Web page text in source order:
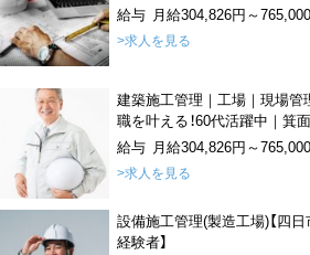
給与 月給304,826円～
>求人を見る
建築施工管理｜工場｜現場管
職を叶える！60代活躍中｜箕面
給与 月給304,826円～
>求人を見る
設備施工管理(製造工場)【四
経験者】